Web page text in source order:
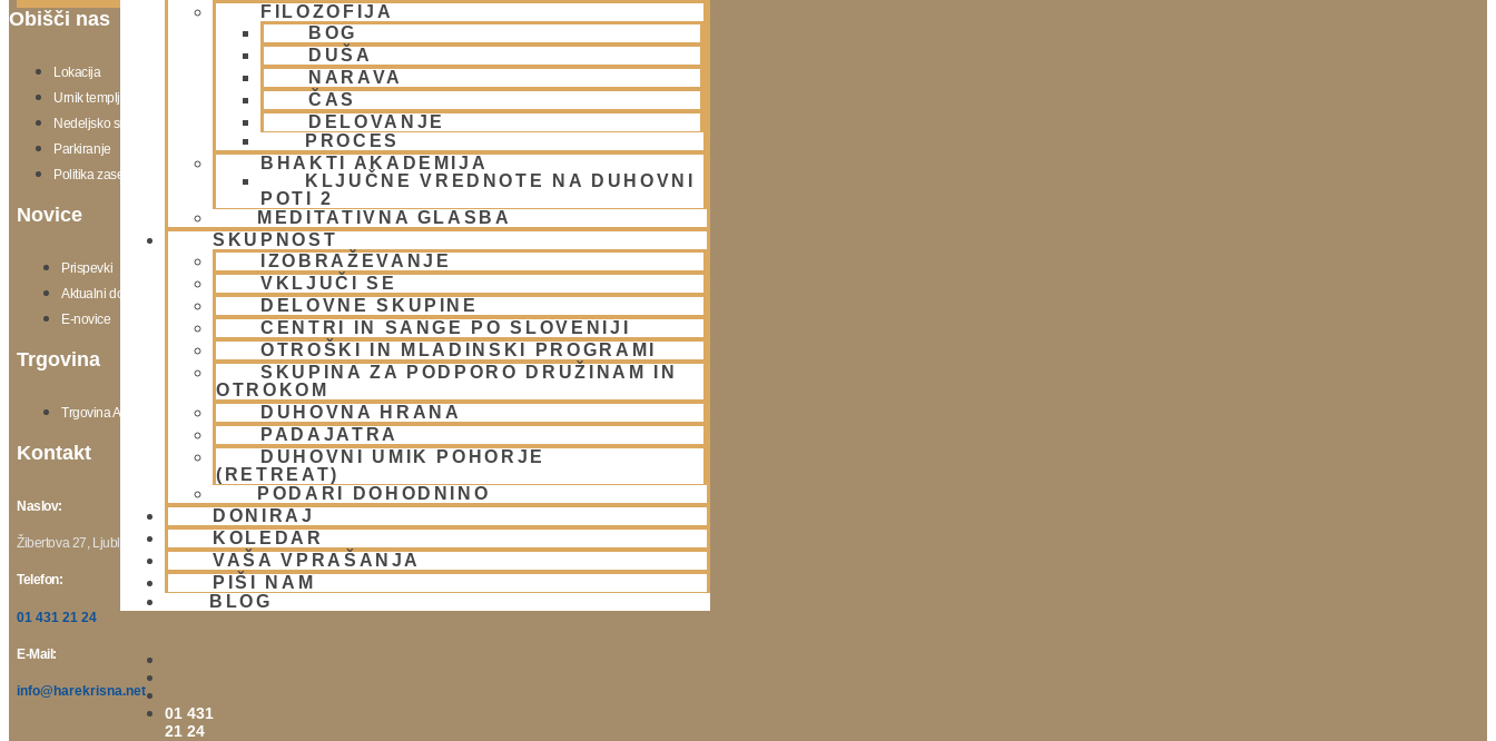
FILOZOFIJA
BOG
DUŠA
NARAVA
ČAS
DELOVANJE
PROCES
BHAKTI AKADEMIJA
KLJUČNE VREDNOTE NA DUHOVNI
POTI 2
MEDITATIVNA GLASBA
SKUPNOST
IZOBRAŽEVANJE
VKLJUČI SE
DELOVNE SKUPINE
CENTRI IN SANGE PO SLOVENIJI
OTROŠKI IN MLADINSKI PROGRAMI
SKUPINA ZA PODPORO DRUŽINAM IN
OTROKOM
DUHOVNA HRANA
PADAJATRA
DUHOVNI UMIK POHORJE
(RETREAT)
PODARI DOHODNINO
DONIRAJ
KOLEDAR
VAŠA VPRAŠANJA
PIŠI NAM
BLOG
01 431
21 24
Obišči nas
Lokacija
Urnik templja
Nedeljsko srečanje
Parkiranje
Politika zasebnosti
Novice
Prispevki
Aktualni dogodki
E-novice
Trgovina
Trgovina Atmarama
Kontakt
Naslov:
Žibertova 27, Ljubljana
Telefon:
01 431 21 24
E-Mail:
info@harekrisna.net